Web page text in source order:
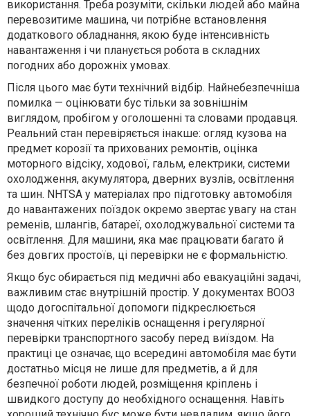
використання. Треба розуміти, скільки людей або майна
перевозитиме машина, чи потрібне встановлення
додаткового обладнання, якою буде інтенсивність
навантаження і чи планується робота в складних
погодних або дорожніх умовах.
Після цього має бути технічний відбір. Найнебезпечніша
помилка — оцінювати бус тільки за зовнішнім
виглядом, пробігом у оголошенні та словами продавця.
Реальний стан перевіряється інакше: огляд кузова на
предмет корозії та прихованих ремонтів, оцінка
моторного відсіку, ходової, гальм, електрики, системи
охолодження, акумулятора, дверних вузлів, освітлення
та шин. NHTSA у матеріалах про підготовку автомобіля
до навантажених поїздок окремо звертає увагу на стан
ременів, шлангів, батареї, охолоджувальної системи та
освітлення. Для машини, яка має працювати багато й
без довгих простоїв, ці перевірки не є формальністю.
Якщо бус обирається під медичні або евакуаційні задачі,
важливим стає внутрішній простір. У документах ВООЗ
щодо догоспітальної допомоги підкреслюється
значення чітких переліків оснащення і регулярної
перевірки транспортного засобу перед виїздом. На
практиці це означає, що всередині автомобіля має бути
достатньо місця не лише для предметів, а й для
безпечної роботи людей, розміщення кріплень і
швидкого доступу до необхідного оснащення. Навіть